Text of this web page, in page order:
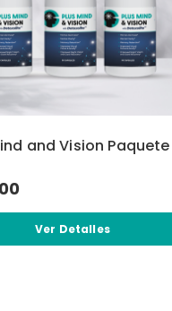
and Vision Paquete
Ver Detalles